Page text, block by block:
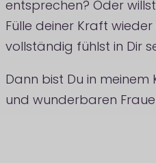
entsprechen? Oder
Fülle deiner Kraft
vollständig fühlst in Dir
Dann bist Du in meinem
und wunderbaren